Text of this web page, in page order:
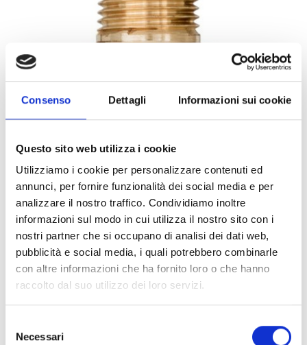
Consenso Dettagli Informazioni sui cookie
Questo sito web utilizza i cookie
Utilizziamo i cookie per personalizzare contenuti ed
annunci, per fornire funzionalità dei social media e per
analizzare il nostro traffico. Condividiamo inoltre
informazioni sul modo in cui utilizza il nostro sito con i
nostri partner che si occupano di analisi dei dati web,
pubblicità e social media, i quali potrebbero combinarle
con altre informazioni che ha fornito loro o che hanno
raccolto dal suo utilizzo dei loro servizi.
delNecessari
ART: 813320
Sprinkler Flat Spray SSP K115 3/4" 57°C